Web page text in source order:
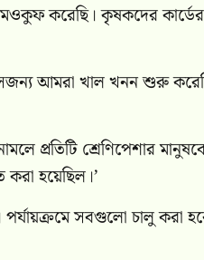
মওকুফ করেছি। কৃষকদের কার্ডের
আমরা খাল খনন শুরু
প্রতিটি শ্রেণিপেশার
হয়েছিল।’
পর্যায়ক্রমে সবগুলো চালু করা